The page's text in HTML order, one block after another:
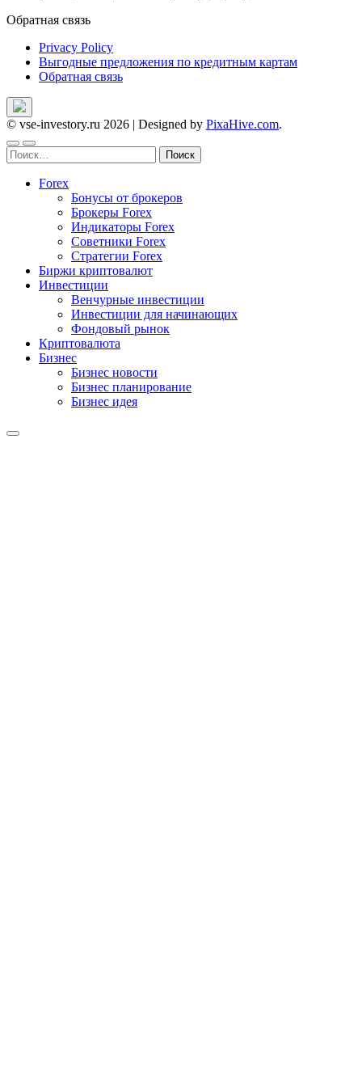
Обратная связь
Privacy Policy
Выгодные предложения по кредитным картам
Обратная связь
© vse-investory.ru 2026 | Designed by PixaHive.com.
Найти:
Forex
Бонусы от брокеров
Брокеры Forex
Индикаторы Forex
Советники Forex
Стратегии Forex
Биржи криптовалют
Инвестиции
Венчурные инвестиции
Инвестиции для начинающих
Фондовый рынок
Криптовалюта
Бизнес
Бизнес новости
Бизнес планирование
Бизнес идея